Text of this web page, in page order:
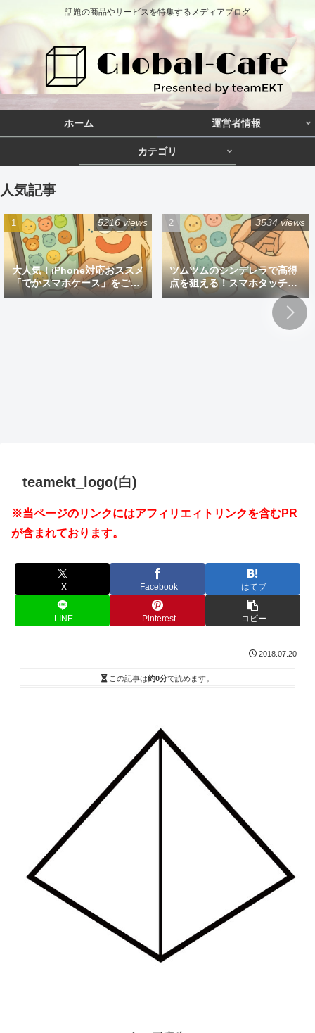
話題の商品やサービスを特集するメディアブログ
ホーム 運営者情報
カテゴリ
人気記事
大人気！iPhone対応おススメ
「でかスマホケース」をご紹
介
5216 views
ツムツムのシンデレラで高得
点を狙える！スマホタッチペ
ン
3534 views
teamekt_logo(白)
※当ページのリンクにはアフィリエィトリンクを含むPR
が含まれております。
X Facebook はてブ
LINE Pinterest コピー
2018.07.20
この記事は約0分で読めます。